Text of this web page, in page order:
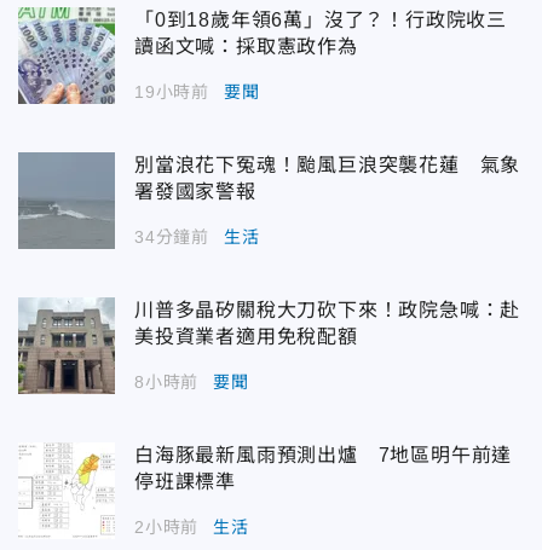
「0到18歲年領6萬」沒了？！行政院收三
讀函文喊：採取憲政作為
19小時前 要聞
別當浪花下冤魂！颱風巨浪突襲花蓮 氣象
署發國家警報
34分鐘前 生活
川普多晶矽關稅大刀砍下來！政院急喊：赴
美投資業者適用免稅配額
8小時前 要聞
白海豚最新風雨預測出爐 7地區明午前達
停班課標準
2小時前 生活